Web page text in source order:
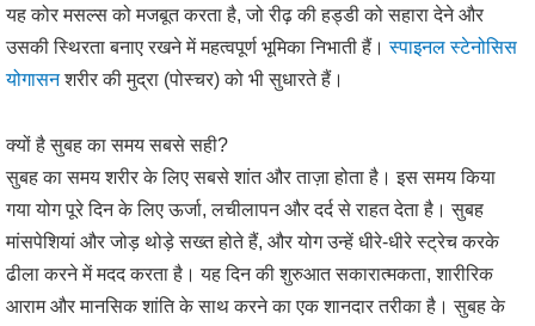
यह कोर मसल्स को मजबूत करता है, जो रीढ़ की हड्डी को सहारा देने और
उसकी स्थिरता बनाए रखने में महत्वपूर्ण भूमिका निभाती हैं।स्पाइनल स्टेनोसिस
योगासनशरीर की मुद्रा (पोस्चर) को भी सुधारते हैं।
क्यों है सुबह का समय सबसे सही?
सुबह का समय शरीर के लिए सबसे शांत और ताज़ा होता है। इस समय किया
गया योग पूरे दिन के लिए ऊर्जा, लचीलापन और दर्द से राहत देता है। सुबह
मांसपेशियां और जोड़ थोड़े सख्त होते हैं, और योग उन्हें धीरे-धीरे स्ट्रेच करके
ढीला करने में मदद करता है। यह दिन की शुरुआत सकारात्मकता, शारीरिक
आराम और मानसिक शांति के साथ करने का एक शानदार तरीका है। सुबह के